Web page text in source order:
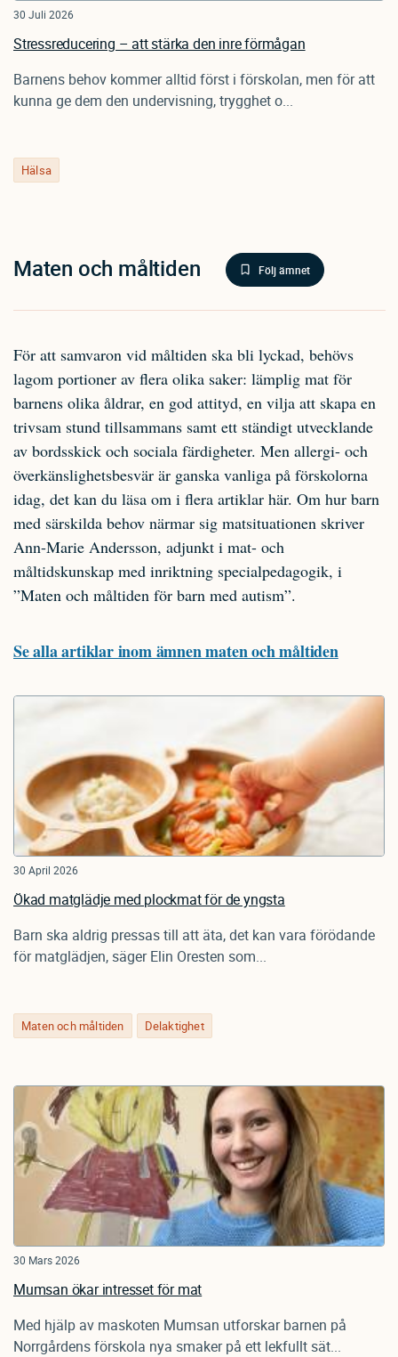
Hälsa
30 Juli 2026
Stressreducering – att stärka den inre förmågan
Barnens behov kommer alltid först i förskolan, men för att
kunna ge dem den undervisning, trygghet o...
Maten och måltiden Följ ämnet
För att samvaron vid måltiden ska bli lyckad, behövs
lagom portioner av flera olika saker: lämplig mat för
barnens olika åldrar, en god attityd, en vilja att skapa en
trivsam stund tillsammans samt ett ständigt utvecklande
av bordsskick och sociala färdigheter. Men allergi- och
överkänslighetsbesvär är ganska vanliga på förskolorna
idag, det kan du läsa om i flera artiklar här. Om hur barn
med särskilda behov närmar sig matsituationen skriver
Ann-Marie Andersson, adjunkt i mat- och
måltidskunskap med inriktning specialpedagogik, i
”Maten och måltiden för barn med autism”.
Se alla artiklar inom ämnen maten och måltiden
Maten och måltiden Delaktighet
30 April 2026
Ökad matglädje med plockmat för de yngsta
Barn ska aldrig pressas till att äta, det kan vara förödande
för matglädjen, säger Elin Oresten som...
30 Mars 2026
Mumsan ökar intresset för mat
Med hjälp av maskoten Mumsan utforskar barnen på
Norrgårdens förskola nya smaker på ett lekfullt sät...